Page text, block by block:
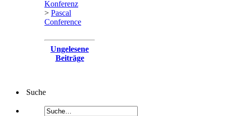
Konferenz
> Pascal
Conference
Ungelesene
Beiträge
Suche